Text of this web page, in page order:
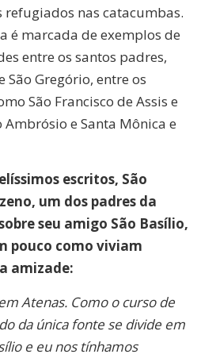
nas catacumbas.
é marcada de exemplos de
entre os santos padres,
São Gregório, entre os
São Francisco de Assis e
Ambrósio e Santa Mônica e
escritos, São
um dos padres da
seu amigo São Basílio,
pouco como viviam
amizade:
Atenas. Como o curso de
da única fonte se divide em
e eu nos tínhamos